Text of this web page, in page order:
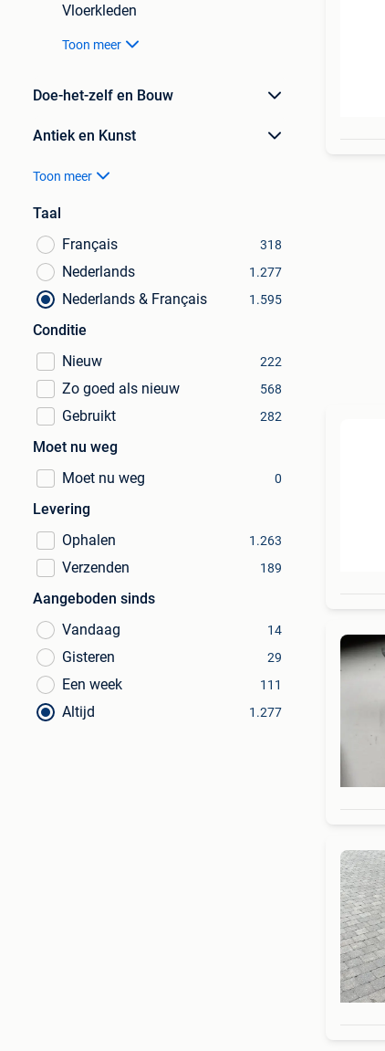
Vloerkleden
Toon meer
Doe-het-zelf en Bouw
Antiek en Kunst
Toon meer
Taal
Français
318
Nederlands 1.277
Nederlands & Français 1.595
Conditie
Nieuw
222
Zo goed als nieuw 568
Gebruikt 282
Moet nu weg
Moet nu weg
0
Levering
Ophalen
1.263
Verzenden 189
Aangeboden sinds
Vandaag
14
Gisteren 29
Een week 111
Altijd 1.277